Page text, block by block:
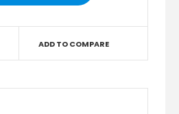
ADD TO COMPARE